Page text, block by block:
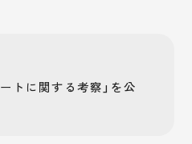
トに関する考察」を公